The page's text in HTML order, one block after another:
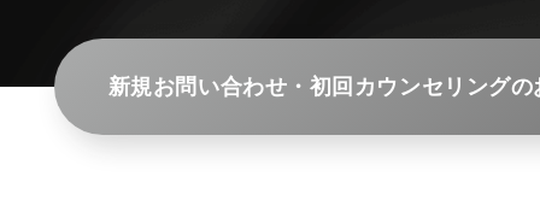
新規お問い合わせ・初回カウンセリングの